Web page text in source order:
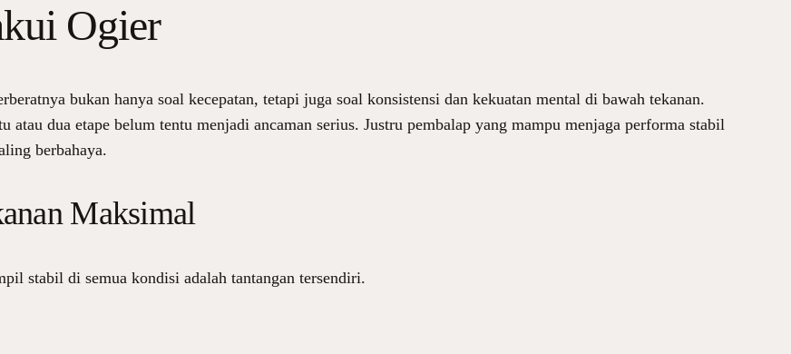
Ogier
bukan hanya soal kecepatan, tetapi juga soal konsistensi dan kekuatan mental di bawah tekanan.
dua etape belum tentu menjadi ancaman serius. Justru pembalap yang mampu menjaga performa stabil
berbahaya.
Maksimal
stabil di semua kondisi adalah tantangan tersendiri.